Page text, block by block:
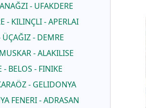
- UFAKDERE
- KILINÇLI - APERLAI
ÜÇAĞIZ - DEMRE
- ALAKILISE
- BELOS - FINIKE
- GELIDONYA
FENERI - ADRASAN